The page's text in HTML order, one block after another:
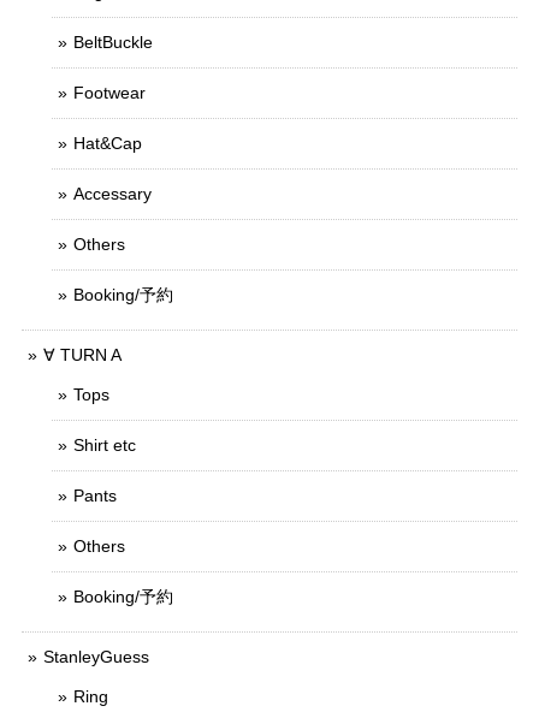
BeltBuckle
Footwear
Hat&Cap
Accessary
Others
Booking/予約
∀ TURN A
Tops
Shirt etc
Pants
Others
Booking/予約
StanleyGuess
Ring